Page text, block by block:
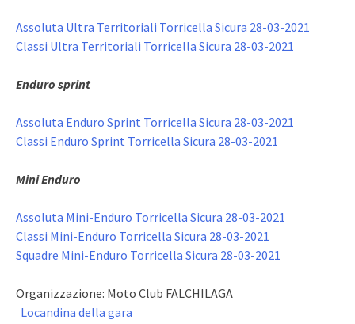
Assoluta Ultra Territoriali Torricella Sicura 28-03-2021
Classi Ultra Territoriali Torricella Sicura 28-03-2021
Enduro sprint
Assoluta Enduro Sprint Torricella Sicura 28-03-2021
Classi Enduro Sprint Torricella Sicura 28-03-2021
Mini Enduro
Assoluta Mini-Enduro Torricella Sicura 28-03-2021
Classi Mini-Enduro Torricella Sicura 28-03-2021
Squadre Mini-Enduro Torricella Sicura 28-03-2021
Organizzazione: Moto Club FALCHILAGA
Locandina della gara